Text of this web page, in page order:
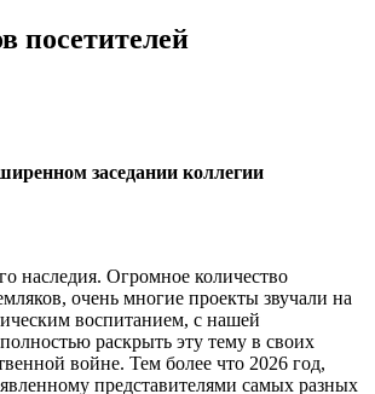
посетителей
заседании коллегии
наследия. Огромное количество
очень многие проекты звучали на
воспитанием, с нашей
раскрыть эту тему в своих
войне. Тем более что 2026 год,
представителями самых разных